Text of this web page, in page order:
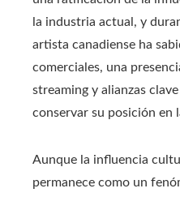
la industria actual, y
artista canadiense ha
comerciales, una
streaming y alianzas
conservar su posición en
Aunque la influencia
permanece como un